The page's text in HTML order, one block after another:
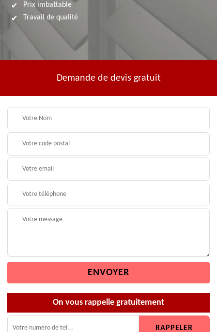
Prix imbattable
Travail de qualité
Demande de devis gratuit
On vous rappelle gratuitement